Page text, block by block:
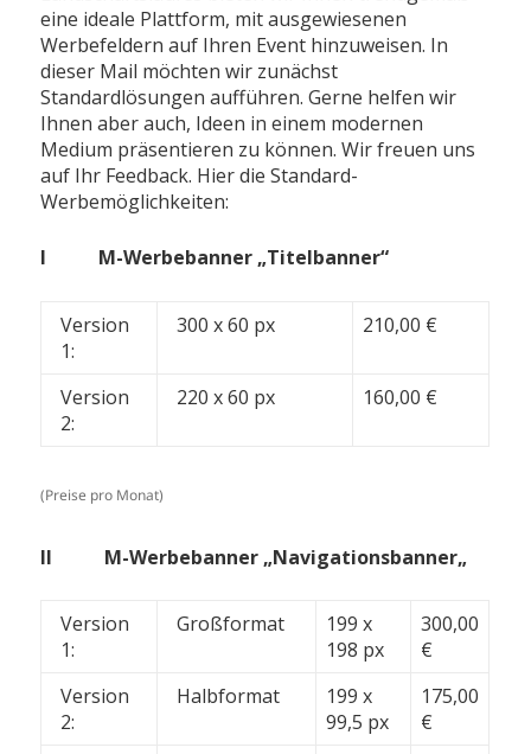
eine ideale Plattform, mit ausgewiesenen
Werbefeldern auf Ihren Event hinzuweisen. In
dieser Mail möchten wir zunächst
Standardlösungen aufführen. Gerne helfen wir
Ihnen aber auch, Ideen in einem modernen
Medium präsentieren zu können. Wir freuen uns
auf Ihr Feedback. Hier die Standard-
Werbemöglichkeiten:
I M-Werbebanner „Titelbanner“
Version
1:
300 x 60 px 210,00 €
Version
2:
220 x 60 px 160,00 €
(Preise pro Monat)
II M-Werbebanner „Navigationsbanner„
Version
1:
Großformat
199 x
198 px
300,00
€
Version
2:
Halbformat
199 x
99,5 px
175,00
€